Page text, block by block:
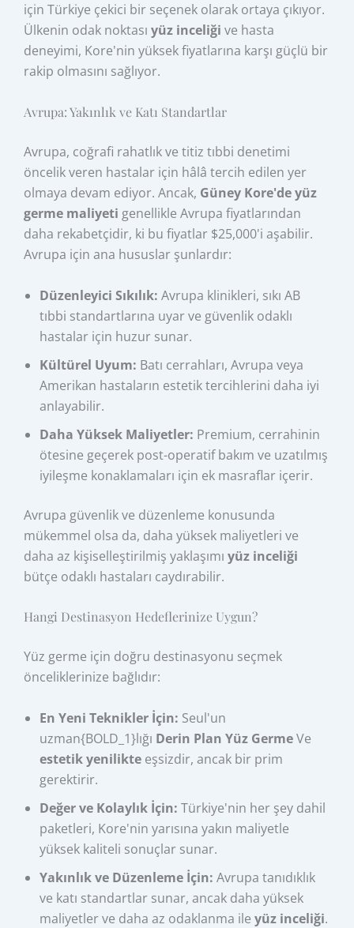
için Türkiye çekici bir seçenek olarak ortaya çıkıyor.
Ülkenin odak noktasıyüz inceliği ve hasta
deneyimi, Kore'nin yüksek fiyatlarına karşı güçlü bir
rakip olmasını sağlıyor.
Avrupa: Yakınlık ve Katı Standartlar
Avrupa, coğrafi rahatlık ve titiz tıbbi denetimi
öncelik veren hastalar için hâlâ tercih edilen yer
olmaya devam ediyor. Ancak, Güney Kore'de yüz
germe maliyeti genellikle Avrupa fiyatlarından
daha rekabetçidir, ki bu fiyatlar $25,000'i aşabilir.
Avrupa için ana hususlar şunlardır:
Düzenleyici Sıkılık: Avrupa klinikleri, sıkı AB
tıbbi standartlarına uyar ve güvenlik odaklı
hastalar için huzur sunar.
Kültürel Uyum: Batı cerrahları, Avrupa veya
Amerikan hastaların estetik tercihlerini daha iyi
anlayabilir.
Daha Yüksek Maliyetler: Premium, cerrahinin
ötesine geçerek post-operatif bakım ve uzatılmış
iyileşme konaklamaları için ek masraflar içerir.
Avrupa güvenlik ve düzenleme konusunda
mükemmel olsa da, daha yüksek maliyetleri ve
daha az kişiselleştirilmiş yaklaşımıyüz inceliği
bütçe odaklı hastaları caydırabilir.
Hangi Destinasyon Hedeflerinize Uygun?
Yüz germe için doğru destinasyonu seçmek
önceliklerinize bağlıdır:
En Yeni Teknikler İçin: Seul'un
uzman{BOLD_1}lığı Derin Plan Yüz GermeVe
estetik yenilikte eşsizdir, ancak bir prim
gerektirir.
Değer ve Kolaylık İçin: Türkiye'nin her şey dahil
paketleri, Kore'nin yarısına yakın maliyetle
yüksek kaliteli sonuçlar sunar.
Yakınlık ve Düzenleme İçin: Avrupa tanıdıklık
ve katı standartlar sunar, ancak daha yüksek
maliyetler ve daha az odaklanma ileyüz inceliği.